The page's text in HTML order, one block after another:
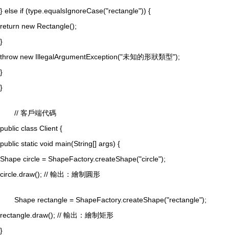
} else if (type.equalsIgnoreCase("rectangle")) {
return new Rectangle();
}
throw new IllegalArgumentException("未知的形狀類型");
}
}
// 客戶端代碼
public class Client {
public static void main(String[] args) {
Shape circle = ShapeFactory.createShape("circle");
circle.draw(); // 輸出：繪制圓形
Shape rectangle = ShapeFactory.createShape("rectangle");
rectangle.draw(); // 輸出：繪制矩形
}